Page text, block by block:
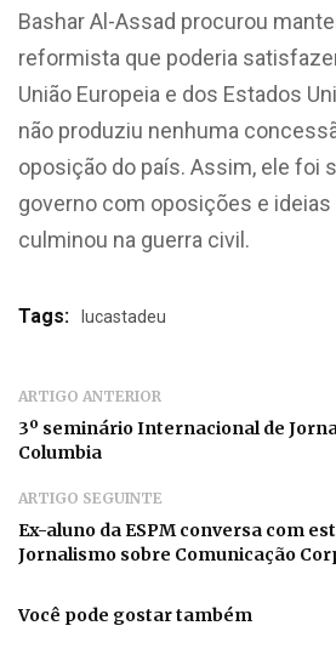
Bashar Al-Assad procurou
reformista que poderia
União Europeia e dos Estados
não produziu nenhuma
oposição do país. Assim, ele foi
governo com oposições e
culminou na guerra civil.
Tags: lucastadeu
ARTIGO ANTERIOR
3º seminário Internacional de
Columbia
ARTIGO SEGUINTE
Ex-aluno da ESPM conversa com
Jornalismo sobre Comunicação
Você pode gostar também